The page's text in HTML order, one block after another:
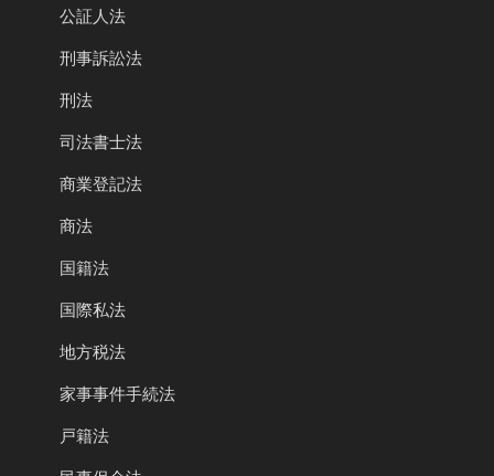
公証人法
刑事訴訟法
刑法
司法書士法
商業登記法
商法
国籍法
国際私法
地方税法
家事事件手続法
戸籍法